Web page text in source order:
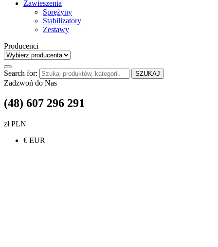
Zawieszenia
Sprężyny
Stabilizatory
Zestawy
Producenci
Search for: SZUKAJ
Zadzwoń do Nas
(48) 607 296 291
zł PLN
€ EUR